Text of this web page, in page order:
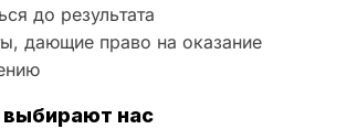
до результата
дающие право на оказание
нас